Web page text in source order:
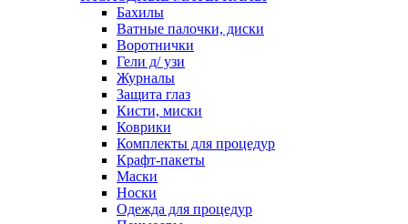
Бахилы
Ватные палочки, диски
Воротнички
Гели д/ узи
Журналы
Защита глаз
Кисти, миски
Коврики
Комплекты для процедур
Крафт-пакеты
Маски
Носки
Одежда для процедур